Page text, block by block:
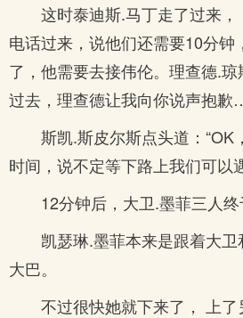
这时泰迪斯.马丁走了过来
电话过来，说他们还需要10分钟
了，他需要去接伟伦。理查德.
过去，理查德让我向你说声抱
斯凯.斯皮尔斯点头道：“OK
时间，说不定等下路上我们可
12分钟后，大卫.墨菲三人终
凯瑟琳.墨菲本来是跟着大
大巴。
不过很快她就下来了， 上了